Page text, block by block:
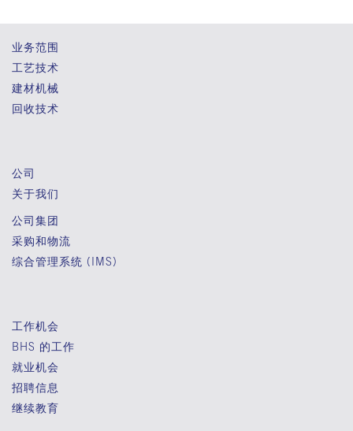
业务范围
工艺技术
建材机械
回收技术
公司
关于我们
公司集团
采购和物流
综合管理系统 (IMS)
工作机会
BHS 的工作
就业机会
招聘信息
继续教育